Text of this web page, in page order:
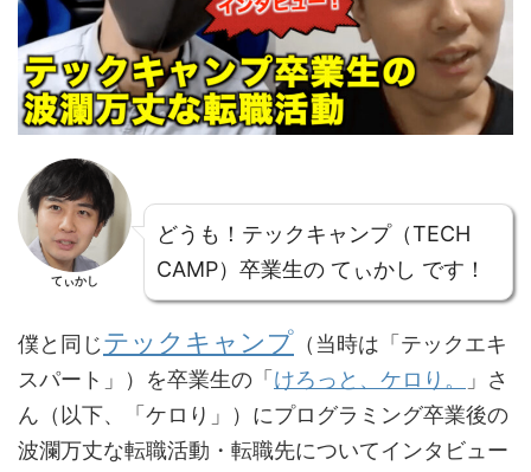
てぃかし
どうも！テックキャンプ（TECH
CAMP）卒業生の てぃかし です！
僕と同じテックキャンプ （当時は「テックエキ
スパート」）を卒業生の「 けろっと、ケロり。
」さ
ん（以下、「ケロり」）にプログラミング卒業後の
波瀾万丈な転職活動・転職先についてインタビュー